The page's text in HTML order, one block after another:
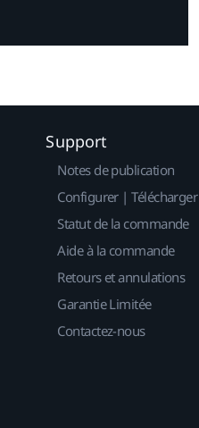
Support
Notes de publication
Configurer | Télécharger
Statut de la commande
Aide à la commande
Retours et annulations
Garantie Limitée
Contactez-nous